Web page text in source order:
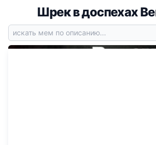
Шрек в доспехах